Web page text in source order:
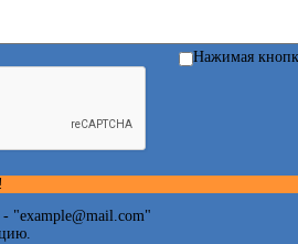
Нажимая
- "example@mail.com"